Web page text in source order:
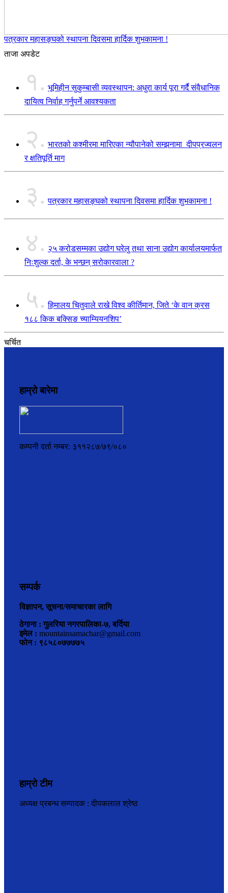
पत्रकार महासङ्घको स्थापना दिवसमा हार्दिक शुभकामना !
ताजा अपडेट
१. भूमिहीन सुकुम्बासी व्यवस्थापन: अधुरा कार्य पूरा गर्दै संवैधानिक
दायित्व निर्वाह गर्नुपर्ने आवश्यकता
२. भारतको कश्मीरमा मारिएका न्यौपानेको सम्झनामा दीपप्रज्वलन
र क्षतिपूर्ति माग
३. पत्रकार महासङ्घको स्थापना दिवसमा हार्दिक शुभकामना !
४. २५ करोडसम्मका उद्योग घरेलु तथा साना उद्योग कार्यालयमार्फत
निःशुल्क दर्ता, के भन्छन् सरोकारवाला ?
५. हिमालय चितुवाले राखे विश्व कीर्तिमान, जिते ‘के वान क्रस
१८८ किक बक्सिङ च्याम्यियनशिप’
चर्चित
हाम्रो बारेमा
कम्पनी दर्ता नम्बर: ३११२८७/७९/०८०
सम्पर्क
विज्ञापन, सूचना/समाचारका लागि
ठेगाना : गुलरिया नगरपालिका-७, बर्दिया
इमेल : mountainsamachar@gmail.com
फोन : ९८५८०७७७७५
हाम्रो टीम
अध्यक्ष प्रबन्ध सम्पादक : दीपकलाल श्रेष्ठ